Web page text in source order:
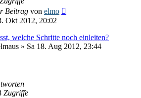
Beitrag von elmo
Okt 2012, 20:02
welche Schritte noch einleiten?
» Sa 18. Aug 2012, 23:44
Zugriffe